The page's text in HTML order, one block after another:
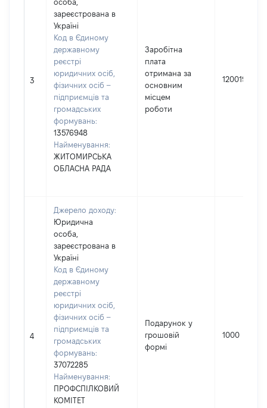
3
особа,
зареєстрована в
Україні
Код в Єдиному
державному
реєстрі
юридичних осіб,
фізичних осіб –
підприємців та
громадських
формувань:
13576948
Найменування:
ЖИТОМИРСЬКА
ОБЛАСНА РАДА
Заробітна
плата
отримана за
основним
місцем
роботи
120019
4
Джерело доходу:
Юридична
особа,
зареєстрована в
Україні
Код в Єдиному
державному
реєстрі
юридичних осіб,
фізичних осіб –
підприємців та
громадських
формувань:
37072285
Найменування:
ПРОФСПІЛКОВИЙ
КОМІТЕТ
Подарунок у
грошовій
формі
1000